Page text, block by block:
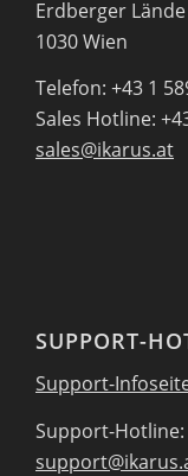
Erdberger Lände
1030 Wien
Telefon: +43 1
Sales Hotline:
sales@ikarus.at
SUPPORT-
Support-
Support-Hotline: